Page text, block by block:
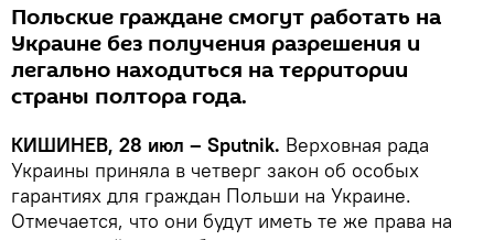
Польские граждане смогут работать на
Украине без получения разрешения и
легально находиться на территории
страны полтора года.
КИШИНЕВ, 28 июл – Sputnik. Верховная рада
Украины приняла в четверг закон об особых
гарантиях для граждан Польши на Украине.
Отмечается, что они будут иметь те же права на